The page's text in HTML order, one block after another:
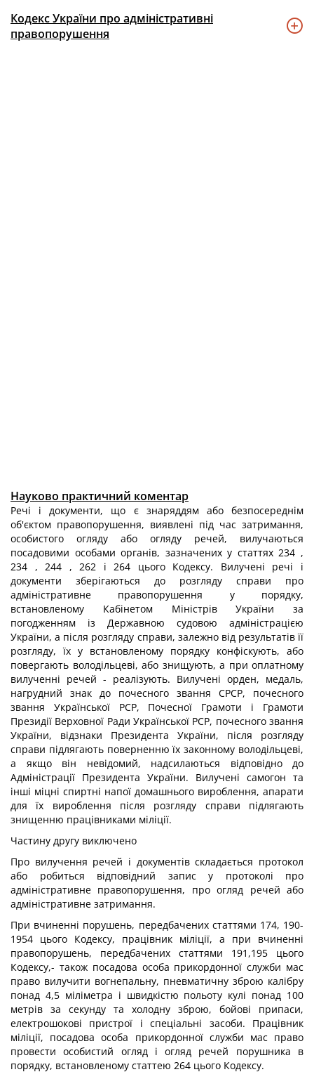
Кодекс України про адміністративні
правопорушення
Науково практичний коментар
Речі і документи, що є знаряддям або безпосереднім
об'єктом правопорушення, виявлені під час затримання,
особистого огляду або огляду речей, вилучаються
посадовими особами органів, зазначених у статтях 234 ,
234 , 244 , 262 і 264 цього Кодексу. Вилучені речі і
документи зберігаються до розгляду справи про
адміністративне правопорушення у порядку,
встановленому Кабінетом Міністрів України за
погодженням із Державною судовою адміністрацією
України, а після розгляду справи, залежно від результатів її
розгляду, їх у встановленому порядку конфіскують, або
повергають володільцеві, або знищують, а при оплатному
вилученні речей - реалізують. Вилучені орден, медаль,
нагрудний знак до почесного звання СРСР, почесного
звання Української PCP, Почесної Грамоти і Грамоти
Президії Верховної Ради Української PCP, почесного звання
України, відзнаки Президента України, після розгляду
справи підлягають поверненню їх законному володільцеві,
а якщо він невідомий, надсилаються відповідно до
Адміністрації Президента України. Вилучені самогон та
інші міцні спиртні напої домашнього вироблення, апарати
для їх вироблення після розгляду справи підлягають
знищенню працівниками міліції.
Частину другу виключено
Про вилучення речей і документів складається протокол
або робиться відповідний запис у протоколі про
адміністративне правопорушення, про огляд речей або
адміністративне затримання.
При вчиненні порушень, передбачених статтями 174, 190-
1954 цього Кодексу, працівник міліції, а при вчиненні
правопорушень, передбачених статтями 191,195 цього
Кодексу,- також посадова особа прикордонної служби мас
право вилучити вогнепальну, пневматичну зброю калібру
понад 4,5 міліметра і швидкістю польоту кулі понад 100
метрів за секунду та холодну зброю, бойові припаси,
електрошокові пристрої і спеціальні засоби. Працівник
міліції, посадова особа прикордонної служби мас право
провести особистий огляд і огляд речей порушника в
порядку, встановленому статтею 264 цього Кодексу.